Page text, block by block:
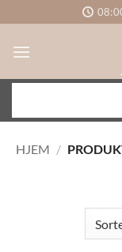
to
content
HJEM /